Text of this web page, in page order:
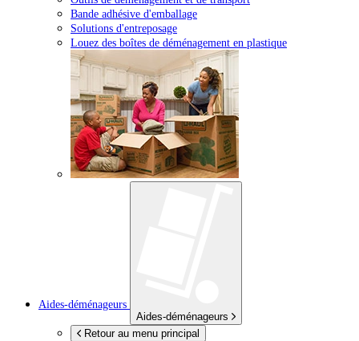
Bande adhésive d'emballage
Solutions d'entreposage
Louez des boîtes de déménagement en plastique
Aides-déménageurs
Aides-déménageurs
Retour au menu principal